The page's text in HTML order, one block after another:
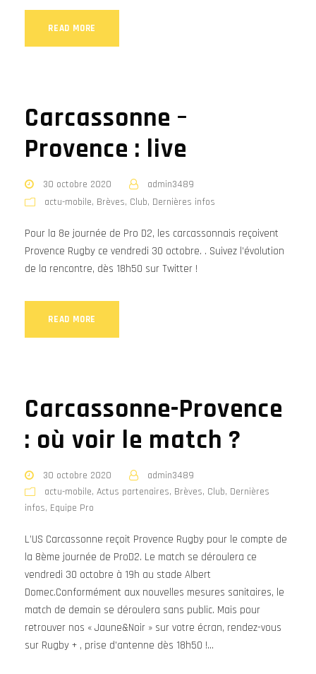
READ MORE
Carcassonne –
Provence : live
30 octobre 2020
admin3489
actu-mobile, Brèves, Club, Dernières infos
Pour la 8e journée de Pro D2, les carcassonnais reçoivent
Provence Rugby ce vendredi 30 octobre. . Suivez l’évolution
de la rencontre, dès 18h50 sur Twitter !
READ MORE
Carcassonne-Provence
: où voir le match ?
30 octobre 2020
admin3489
actu-mobile, Actus partenaires, Brèves, Club, Dernières
infos, Equipe Pro
L’US Carcassonne reçoit Provence Rugby pour le compte de
la 8ème journée de ProD2. Le match se déroulera ce
vendredi 30 octobre à 19h au stade Albert
Domec.Conformément aux nouvelles mesures sanitaires, le
match de demain se déroulera sans public. Mais pour
retrouver nos « Jaune&Noir » sur votre écran, rendez-vous
sur Rugby + , prise d’antenne dès 18h50 !...